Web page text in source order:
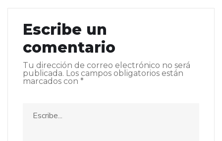
Escribe un
comentario
Tu dirección de correo electrónico no será
publicada. Los campos obligatorios están
marcados con *